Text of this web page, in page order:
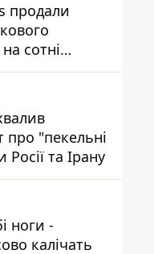
продали
сотні
удари ЗСУ
про "пекельні
Росії та Ірану
ноги -
калічать